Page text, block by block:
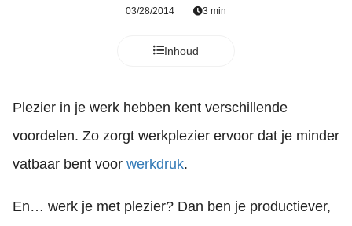
03/28/2014 3 min
Inhoud
Plezier in je werk hebben kent verschillende
voordelen. Zo zorgt werkplezier ervoor dat je minder
vatbaar bent voor werkdruk.
En… werk je met plezier? Dan ben je productiever,